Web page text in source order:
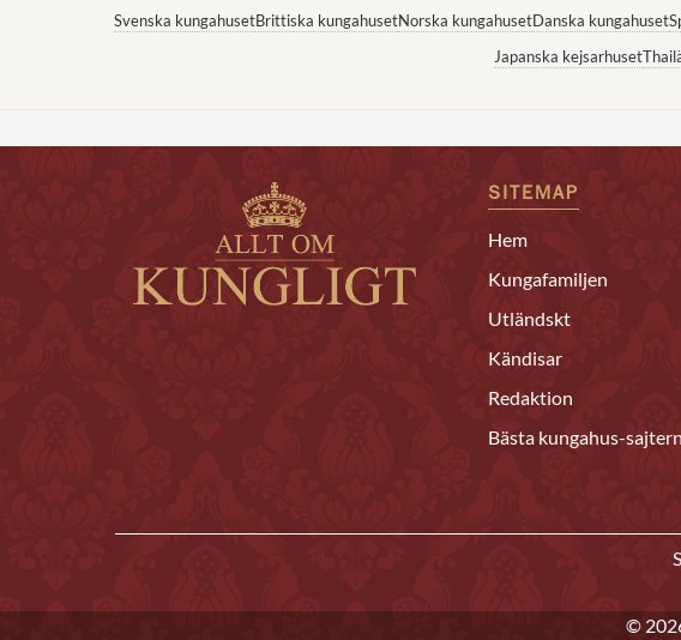
Svenska kungahusetBrittiska kungahusetNorska kungahusetDanska kungahuset
Japanska kejsarhuset
SITEMAP
Hem
Kungafamiljen
Utländskt
Kändisar
Redaktion
Bästa kungahus-
©